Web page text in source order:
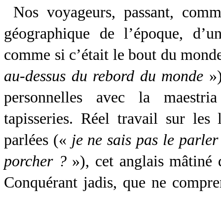
Nos voyageurs, passant,
géographique de l’époque,
comme si c’était le bout du
au-dessus du rebord du monde
personnelles avec la
tapisseries. Réel travail sur les
parlées (« je ne sais pas le
porcher ?»), cet anglais mâtiné
Conquérant jadis, que ne